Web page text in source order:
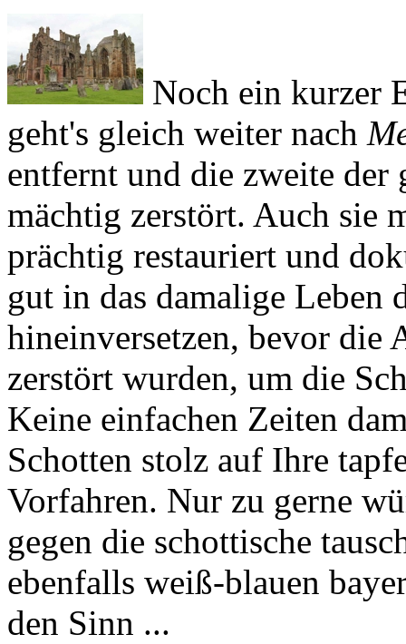
Noch ein kurzer
geht's gleich weiter nach
entfernt und die zweite der
mächtig zerstört. Auch sie
prächtig restauriert und
gut in das damalige Leben
hineinversetzen, bevor die
zerstört wurden, um die
Keine einfachen Zeiten
Schotten stolz auf Ihre
Vorfahren. Nur zu gerne
gegen die schottische
ebenfalls weiß-blauen
den Sinn ...